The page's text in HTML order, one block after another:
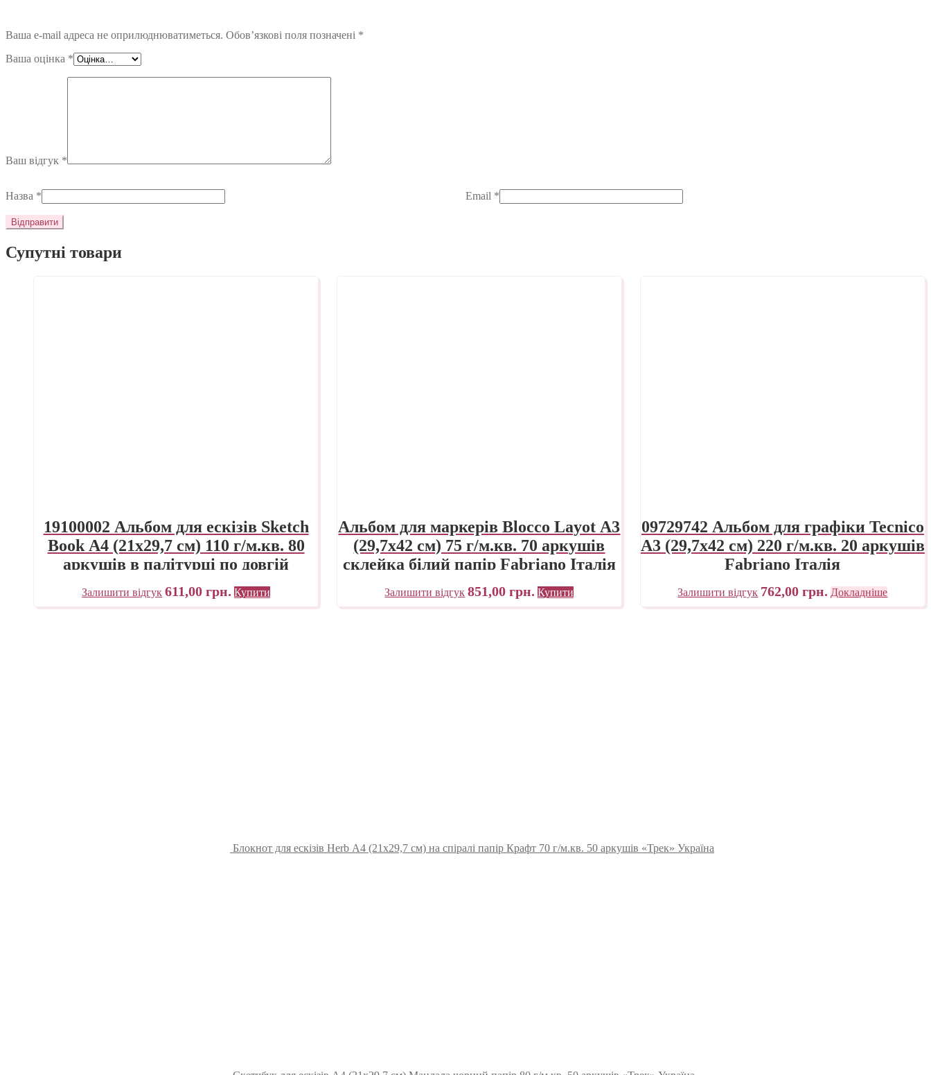
Ваша e-mail адреса не оприлюднюватиметься. Обов’язкові поля позначені *
Ваша оцінка *
Ваш відгук *
Назва * Email *
Супутні товари
19100002 Альбом для ескізів Sketch
Book А4 (21х29,7 см) 110 г/м.кв. 80
аркушів в палітурці по довгій
стороні Fabriano Італія
Залишити відгук 611,00грн. Купити
Альбом для маркерів Blocco Layot А3
(29,7х42 см) 75 г/м.кв. 70 аркушів
склейка білий папір Fabriano Італія
Залишити відгук 851,00грн. Купити
09729742 Альбом для графіки Tecnico
А3 (29,7х42 см) 220 г/м.кв. 20 аркушів
Fabriano Італія
Залишити відгук 762,00грн. Докладніше
Блокнот для ескізів Herb А4 (21х29,7 см) на спіралі папір Крафт 70 г/м.кв. 50 аркушів «Трек» Україна